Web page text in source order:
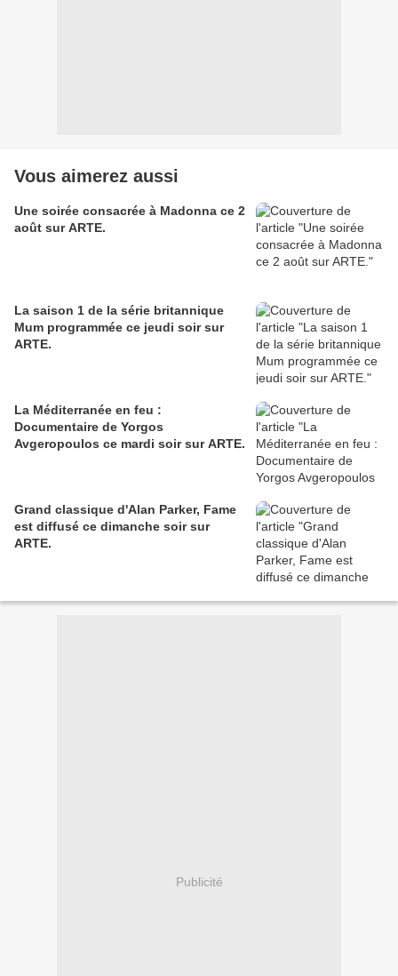
Vous aimerez aussi
Une soirée consacrée à Madonna ce 2
août sur ARTE.
La saison 1 de la série britannique
Mum programmée ce jeudi soir sur
ARTE.
La Méditerranée en feu :
Documentaire de Yorgos
Avgeropoulos ce mardi soir sur ARTE.
Grand classique d'Alan Parker, Fame
est diffusé ce dimanche soir sur
ARTE.
Publicité